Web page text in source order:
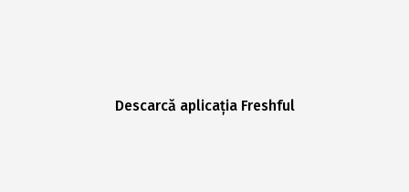
Descarcă aplicația Freshful